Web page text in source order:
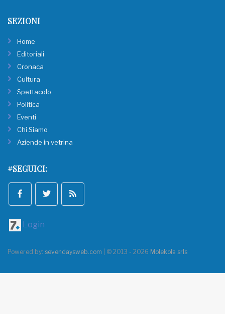
SEZIONI
Home
Editoriali
Cronaca
Cultura
Spettacolo
Politica
Eventi
Chi Siamo
Aziende in vetrina
#SEGUICI:
Login
Powered by: sevendaysweb.com | © 2013 - 2026 Molekola srls